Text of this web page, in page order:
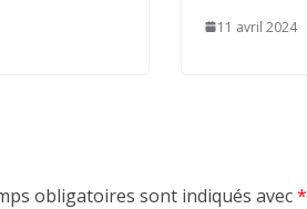
11 avril 2024
obligatoires sont indiqués avec*